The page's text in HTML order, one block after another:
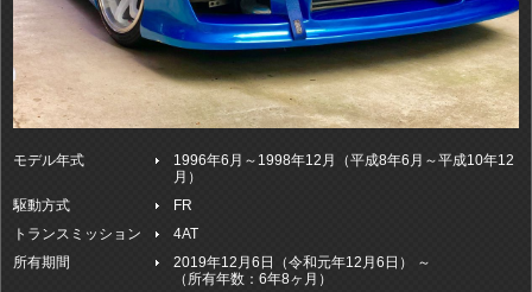
モデル年式
1996年6月～1998年12月（平成8年6月～平成10年12
月）
駆動方式
FR
トランスミッション
4AT
所有期間
2019年12月6日（令和元年12月6日） ～
（所有年数：6年8ヶ月）